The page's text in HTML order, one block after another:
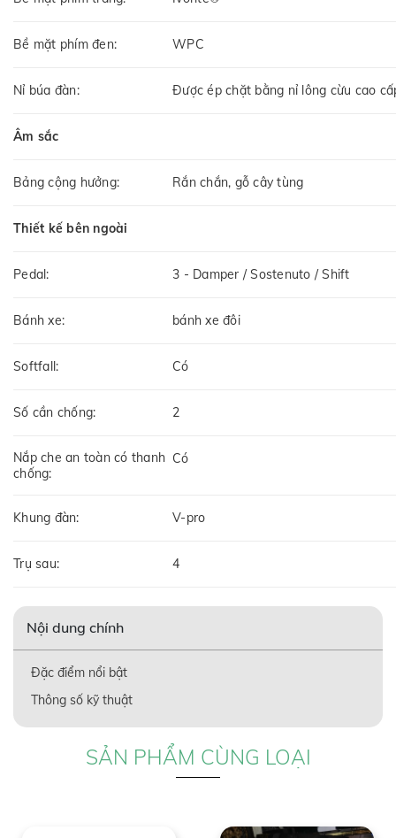
Bề mặt phím đen: WPC
Nỉ búa đàn: Được ép chặt bằng nỉ lông cừu cao
Âm sắc
Bảng cộng hưởng: Rắn chắn, gỗ cây tùng
Thiết kế bên ngoài
Pedal: 3 - Damper / Sostenuto / Shift
Bánh xe: bánh xe đôi
Softfall: Có
Số cần chống: 2
Nắp che an toàn có thanh
chống:
Có
Khung đàn: V-pro
Trụ sau: 4
Nội dung chính
Đặc điểm nổi bật
Thông số kỹ thuật
SẢN PHẨM CÙNG LOẠI